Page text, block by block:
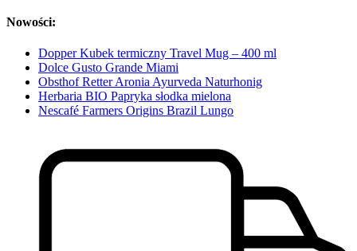
Nowości:
Dopper Kubek termiczny Travel Mug – 400 ml
Dolce Gusto Grande Miami
Obsthof Retter Aronia Ayurveda Naturhonig
Herbaria BIO Papryka słodka mielona
Nescafé Farmers Origins Brazil Lungo